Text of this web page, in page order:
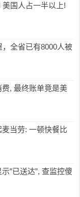
国人占一半以上!
全省已有8000人被
, 最终账单竟是美
当劳: 一顿快餐比
”已送达”, 查监控傻